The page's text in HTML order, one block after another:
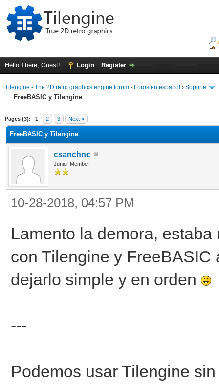
Hello There, Guest! Login Register
Tilengine - The 2D retro graphics engine forum › Foros en español › Soporte
FreeBASIC y Tilengine
Pages (3): 1 2 3 Next »
FreeBASIC y Tilengine
csanchnc
Junior Member
10-28-2018, 04:57 PM
Lamento la demora,
con Tilengine y
dejarlo simple y en orden
---
Podemos usar Tilengine